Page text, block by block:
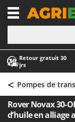
Retour gratuit 30
jrs
-1
A
Abris de jardin
Accessoires
Aérateurs
A
AgriEuro
AgriEuro
AGT
< Pompes de
Rover Novax 30-
d’huile en alliage